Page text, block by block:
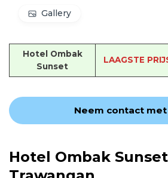
Gallery
Hotel Ombak
Sunset
LAAGSTE
Neem contact
Hotel Ombak